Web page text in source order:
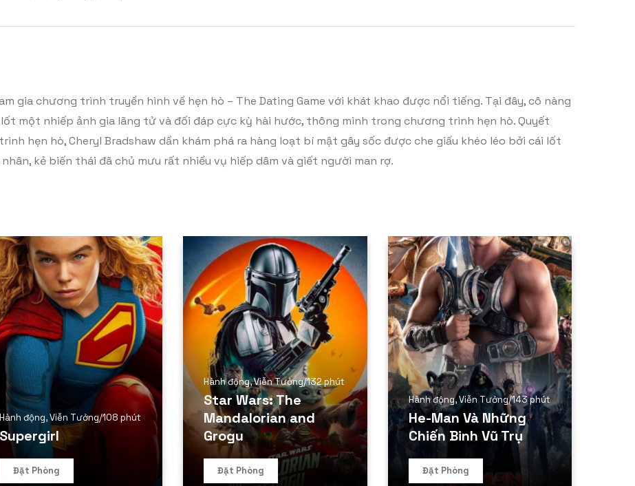
gia chương trình truyền hình về hẹn hò – The Dating Game với khát khao được nổi tiếng. Tại đây, cô nàng
một nhiếp ảnh gia lãng tử và đối đáp cực kỳ hài hước, thông minh trong chương trình hẹn hò. Quyết
hẹn hò, Cheryl Bradshaw dần khám phá ra hàng loạt bí mật gây sốc được che giấu khéo léo bởi cái lốt
kẻ biến thái đã chủ mưu rất nhiều vụ hiếp dâm và giết người man rợ.
Hành động,Viễn Tưởng/108 phút
Supergirl
Đặt Phòng
Hành động,Viễn Tưởng/132 phút
Star Wars: The
Mandalorian and
Grogu
Đặt Phòng
Hành động,Viễn Tưởng/143 phút
He-Man Và Những
Chiến Binh Vũ Trụ
Đặt Phòng